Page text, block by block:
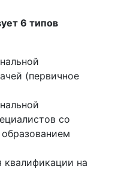
6 типов
(первичное
со
на